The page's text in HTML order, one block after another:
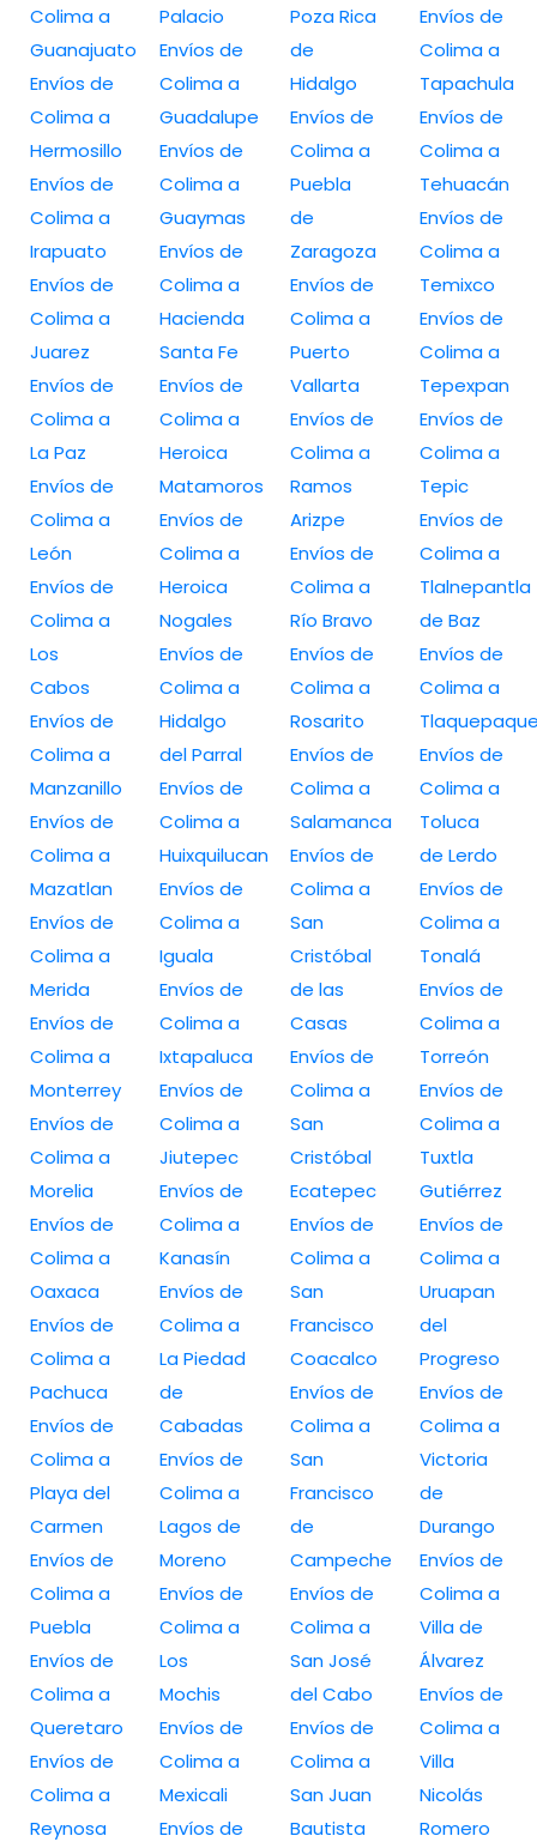
Colima a
Guanajuato
Envíos de
Colima a
Hermosillo
Envíos de
Colima a
Irapuato
Envíos de
Colima a
Juarez
Envíos de
Colima a
La Paz
Envíos de
Colima a
León
Envíos de
Colima a
Los
Cabos
Envíos de
Colima a
Manzanillo
Envíos de
Colima a
Mazatlan
Envíos de
Colima a
Merida
Envíos de
Colima a
Monterrey
Envíos de
Colima a
Morelia
Envíos de
Colima a
Oaxaca
Envíos de
Colima a
Pachuca
Envíos de
Colima a
Playa del
Carmen
Envíos de
Colima a
Puebla
Envíos de
Colima a
Queretaro
Envíos de
Colima a
Reynosa
Palacio
Envíos de
Colima a
Guadalupe
Envíos de
Colima a
Guaymas
Envíos de
Colima a
Hacienda
Santa Fe
Envíos de
Colima a
Heroica
Matamoros
Envíos de
Colima a
Heroica
Nogales
Envíos de
Colima a
Hidalgo
del Parral
Envíos de
Colima a
Huixquilucan
Envíos de
Colima a
Iguala
Envíos de
Colima a
Ixtapaluca
Envíos de
Colima a
Jiutepec
Envíos de
Colima a
Kanasín
Envíos de
Colima a
La Piedad
de
Cabadas
Envíos de
Colima a
Lagos de
Moreno
Envíos de
Colima a
Los
Mochis
Envíos de
Colima a
Mexicali
Envíos de
Poza Rica
de
Hidalgo
Envíos de
Colima a
Puebla
de
Zaragoza
Envíos de
Colima a
Puerto
Vallarta
Envíos de
Colima a
Ramos
Arizpe
Envíos de
Colima a
Río Bravo
Envíos de
Colima a
Rosarito
Envíos de
Colima a
Salamanca
Envíos de
Colima a
San
Cristóbal
de las
Casas
Envíos de
Colima a
San
Cristóbal
Ecatepec
Envíos de
Colima a
San
Francisco
Coacalco
Envíos de
Colima a
San
Francisco
de
Campeche
Envíos de
Colima a
San José
del Cabo
Envíos de
Colima a
San Juan
Bautista
Envíos de
Colima a
Tapachula
Envíos de
Colima a
Tehuacán
Envíos de
Colima a
Temixco
Envíos de
Colima a
Tepexpan
Envíos de
Colima a
Tepic
Envíos de
Colima a
Tlalnepantla
de Baz
Envíos de
Colima a
Envíos de
Colima a
Toluca
de Lerdo
Envíos de
Colima a
Tonalá
Envíos de
Colima a
Torreón
Envíos de
Colima a
Tuxtla
Gutiérrez
Envíos de
Colima a
Uruapan
del
Progreso
Envíos de
Colima a
Victoria
de
Durango
Envíos de
Colima a
Villa de
Álvarez
Envíos de
Colima a
Villa
Nicolás
Romero